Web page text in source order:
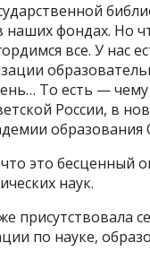
наших фондах. Но
все. У нас
То есть — чему
России, в
образования
это бесценный
наук.
присутствовала
по науке,